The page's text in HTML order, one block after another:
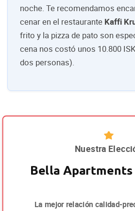
noche. Te recomendamos
cenar en el restaurante Kaffi
frito y la pizza de pato son
cena nos costó unos 10.800
dos personas).
Nuestra
Bella Apartments
La mejor relación calidad-